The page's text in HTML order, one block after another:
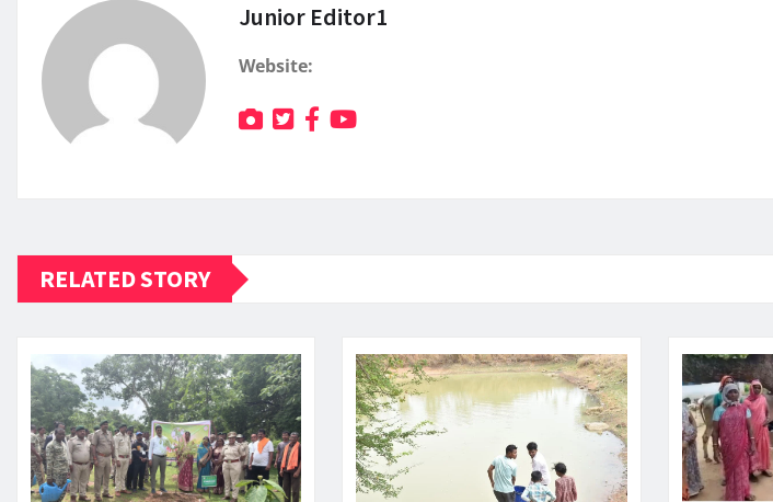
Junior Editor1
Website:
RELATED STORY